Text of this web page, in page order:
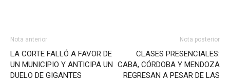
Nota anterior
LA CORTE FALLÓ A FAVOR DE
UN MUNICIPIO Y ANTICIPA UN
DUELO DE GIGANTES
Nota posterior
CLASES PRESENCIALES:
CABA, CÓRDOBA Y MENDOZA
REGRESAN A PESAR DE LAS